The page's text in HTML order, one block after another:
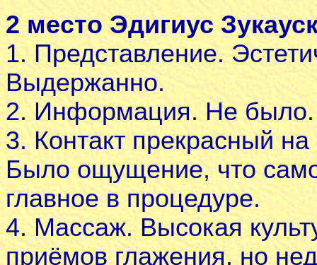
2 место Эдигиус
1. Представление.
Выдержанно.
2. Информация. Не было.
3. Контакт прекрасный
Было ощущение, что
главное в процедуре.
4. Массаж. Высокая
приёмов глажения, но